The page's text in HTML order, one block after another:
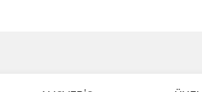
bozuk veya görüntülenemiyor.